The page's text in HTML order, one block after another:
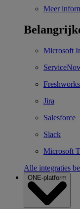
Meer
Microsoft
Freshworks
Jira
Salesforce
Slack
Microsoft
Alle integraties
ONE-platform